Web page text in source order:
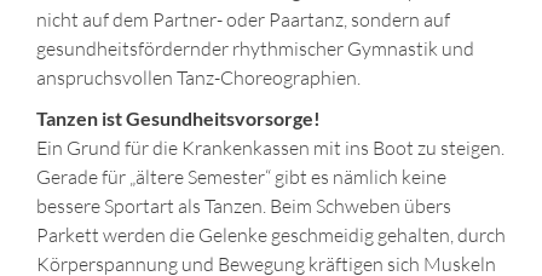
nicht auf dem Partner- oder Paartanz, sondern auf
gesundheitsfördernder rhythmischer Gymnastik und
anspruchsvollen Tanz-Choreographien.
Tanzen ist Gesundheitsvorsorge!
Ein Grund für die Krankenkassen mit ins Boot zu steigen.
Gerade für „ältere Semester“ gibt es nämlich keine
bessere Sportart als Tanzen. Beim Schweben übers
Parkett werden die Gelenke geschmeidig gehalten, durch
Körperspannung und Bewegung kräftigen sich Muskeln